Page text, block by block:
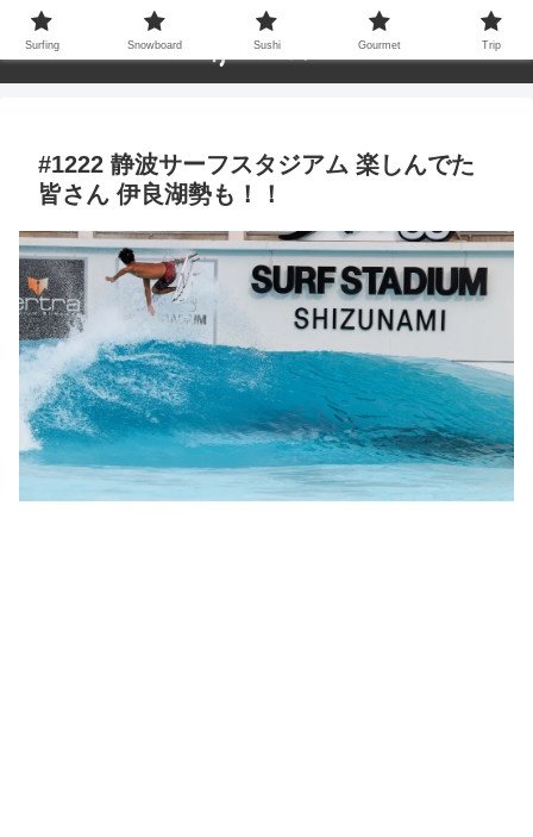
#1222 静波サーフスタジアム 楽しんでた
皆さん 伊良湖勢も！！
Surfing Snowboard Sushi Gourmet Trip